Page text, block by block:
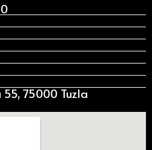
75000 Tuzla